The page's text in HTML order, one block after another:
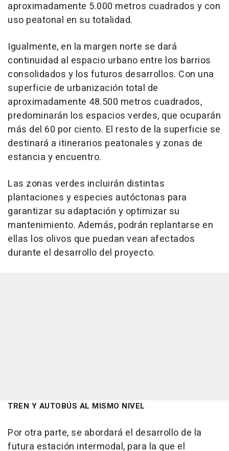
aproximadamente 5.000 metros cuadrados y con
uso peatonal en su totalidad.
Igualmente, en la margen norte se dará
continuidad al espacio urbano entre los barrios
consolidados y los futuros desarrollos. Con una
superficie de urbanización total de
aproximadamente 48.500 metros cuadrados,
predominarán los espacios verdes, que ocuparán
más del 60 por ciento. El resto de la superficie se
destinará a itinerarios peatonales y zonas de
estancia y encuentro.
Las zonas verdes incluirán distintas
plantaciones y especies autóctonas para
garantizar su adaptación y optimizar su
mantenimiento. Además, podrán replantarse en
ellas los olivos que puedan vean afectados
durante el desarrollo del proyecto.
TREN Y AUTOBÚS AL MISMO NIVEL
Por otra parte, se abordará el desarrollo de la
futura estación intermodal, para la que el